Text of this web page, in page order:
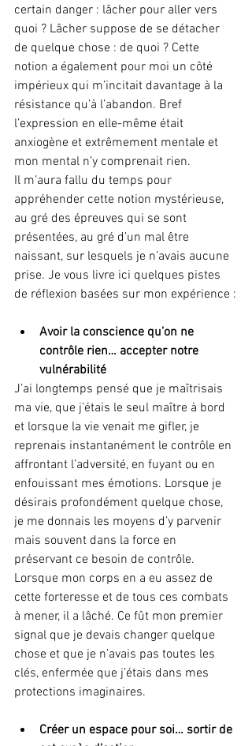
certain danger : lâcher pour aller vers
quoi ? Lâcher suppose de se détacher
de quelque chose : de quoi ? Cette
notion a également pour moi un côté
impérieux qui m’incitait davantage à la
résistance qu’à l’abandon. Bref
l’expression en elle-même était
anxiogène et extrêmement mentale et
mon mental n’y comprenait rien.
Il m’aura fallu du temps pour
appréhender cette notion mystérieuse,
au gré des épreuves qui se sont
présentées, au gré d’un mal être
naissant, sur lesquels je n’avais aucune
prise. Je vous livre ici quelques pistes
de réflexion basées sur mon expérience :
Avoir la conscience qu’on ne
contrôle rien… accepter notre
vulnérabilité
J’ai longtemps pensé que je maîtrisais
ma vie, que j’étais le seul maître à bord
et lorsque la vie venait me gifler, je
reprenais instantanément le contrôle en
affrontant l’adversité, en fuyant ou en
enfouissant mes émotions. Lorsque je
désirais profondément quelque chose,
je me donnais les moyens d’y parvenir
mais souvent dans la force en
préservant ce besoin de contrôle.
Lorsque mon corps en a eu assez de
cette forteresse et de tous ces combats
à mener, il a lâché. Ce fût mon premier
signal que je devais changer quelque
chose et que je n’avais pas toutes les
clés, enfermée que j’étais dans mes
protections imaginaires.
Créer un espace pour soi… sortir de